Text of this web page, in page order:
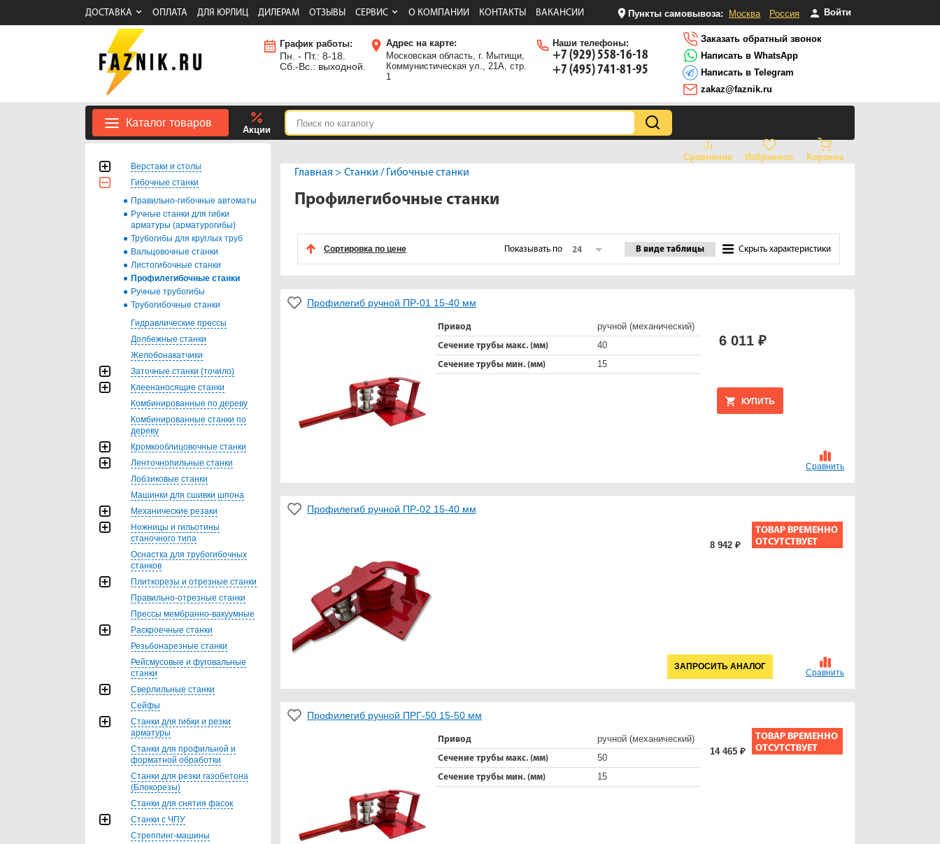
ДОСТАВКА ОПЛАТА ДЛЯ ЮРЛИЦ ДИЛЕРАМ ОТЗЫВЫ СЕРВИС О КОМПАНИИ КОНТАКТЫ ВАКАНСИИ Пункты самовывоза: Москва Россия Войти
График работы:
Пн. - Пт.: 8-18.
Сб.-Вс.: выходной.
Адрес на карте:
Московская область, г. Мытищи,
Коммунистическая ул., 21А, стр.
1
Наши телефоны:
+7 (929) 558-16-18
+7 (495) 741-81-95
Заказать обратный звонок
Написать в WhatsApp
Написать в Telegram
zakaz@faznik.ru
Каталог товаров
Акции
Сравнение Избранное Корзина
Верстаки и столы
Гибочные станки
Правильно-гибочные автоматы
Ручные станки для гибки
арматуры (арматурогибы)
Трубогибы для круглых труб
Вальцовочные станки
Листогибочные станки
Профилегибочные станки
Ручные трубогибы
Трубогибочные станки
Гидравлические прессы
Долбежные станки
Желобонакатчики
Заточные станки (точило)
Клеенаносящие станки
Комбинированные по дереву
Комбинированные станки по
дереву
Кромкооблицовочные станки
Ленточнопильные станки
Лобзиковые станки
Машинки для сшивки шпона
Механические резаки
Ножницы и гильотины
станочного типа
Оснастка для трубогибочных
станков
Плиткорезы и отрезные станки
Правильно-отрезные станки
Прессы мембранно-вакуумные
Раскроечные станки
Резьбонарезные станки
Рейсмусовые и фуговальные
станки
Сверлильные станки
Сейфы
Станки для гибки и резки
арматуры
Станки для профильной и
форматной обработки
Станки для резки газобетона
(Блокорезы)
Станки для снятия фасок
Станки с ЧПУ
Стреппинг-машины
Главная > Станки / Гибочные станки
Профилегибочные станки
Сортировка по цене Скрыть характеристики
В виде таблицы
Показывать по 24
Сравнить
Профилегиб ручной ПР-01 15-40 мм
Привод ручной (механический)
Сечение трубы макс. (мм) 40
Сечение трубы мин. (мм) 15
КУПИТЬ
6 011 ₽
Сравнить
Профилегиб ручной ПР-02 15-40 мм
8 942 ₽
ЗАПРОСИТЬ АНАЛОГ
Профилегиб ручной ПРГ-50 15-50 мм
Привод ручной (механический)
Сечение трубы макс. (мм) 50
Сечение трубы мин. (мм) 15
14 465 ₽